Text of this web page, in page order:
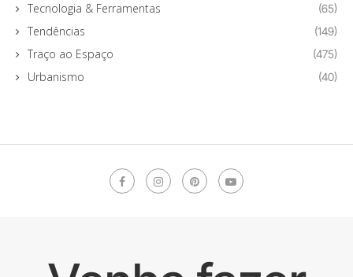
Tecnologia & Ferramentas (65)
Tendências (149)
Traço ao Espaço (475)
Urbanismo (40)